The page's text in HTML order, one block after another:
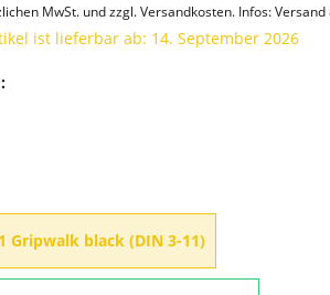
MwSt. undzzgl. Versandkosten. Infos:
ist lieferbar ab: 14. September 2026
Gripwalk black (DIN 3-11)